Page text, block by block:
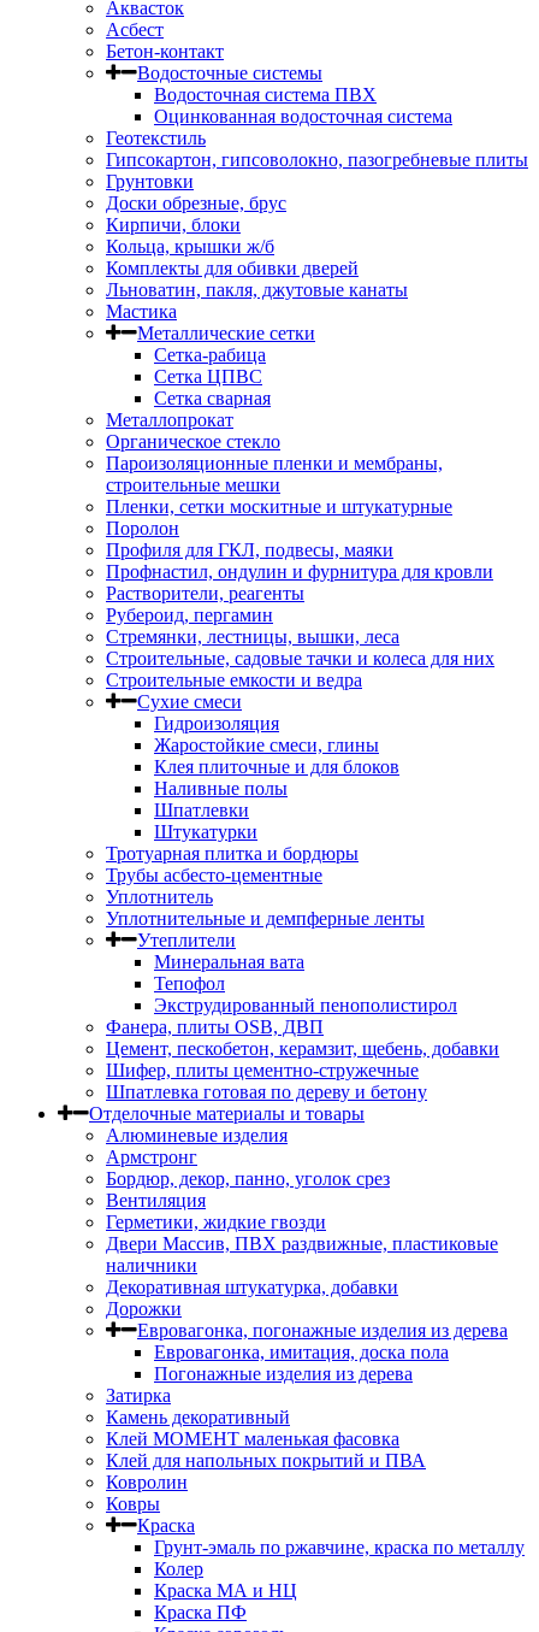
Аквасток
Асбест
Бетон-контакт
Водосточные системы
Водосточная система ПВХ
Оцинкованная водосточная система
Геотекстиль
Гипсокартон, гипсоволокно, пазогребневые плиты
Грунтовки
Доски обрезные, брус
Кирпичи, блоки
Кольца, крышки ж/б
Комплекты для обивки дверей
Льноватин, пакля, джутовые канаты
Мастика
Металлические сетки
Сетка-рабица
Сетка ЦПВС
Сетка сварная
Металлопрокат
Органическое стекло
Пароизоляционные пленки и мембраны,
строительные мешки
Пленки, сетки москитные и штукатурные
Поролон
Профиля для ГКЛ, подвесы, маяки
Профнастил, ондулин и фурнитура для кровли
Растворители, реагенты
Рубероид, пергамин
Стремянки, лестницы, вышки, леса
Строительные, садовые тачки и колеса для них
Строительные емкости и ведра
Сухие смеси
Гидроизоляция
Жаростойкие смеси, глины
Клея плиточные и для блоков
Наливные полы
Шпатлевки
Штукатурки
Тротуарная плитка и бордюры
Трубы асбесто-цементные
Уплотнитель
Уплотнительные и демпферные ленты
Утеплители
Минеральная вата
Тепофол
Экструдированный пенополистирол
Фанера, плиты OSB, ДВП
Цемент, пескобетон, керамзит, щебень, добавки
Шифер, плиты цементно-стружечные
Шпатлевка готовая по дереву и бетону
Отделочные материалы и товары
Алюминевые изделия
Армстронг
Бордюр, декор, панно, уголок срез
Вентиляция
Герметики, жидкие гвозди
Двери Массив, ПВХ раздвижные, пластиковые
наличники
Декоративная штукатурка, добавки
Дорожки
Евровагонка, погонажные изделия из дерева
Евровагонка, имитация, доска пола
Погонажные изделия из дерева
Затирка
Камень декоративный
Клей МОМЕНТ маленькая фасовка
Клей для напольных покрытий и ПВА
Ковролин
Ковры
Краска
Грунт-эмаль по ржавчине, краска по металлу
Колер
Краска МА и НЦ
Краска ПФ